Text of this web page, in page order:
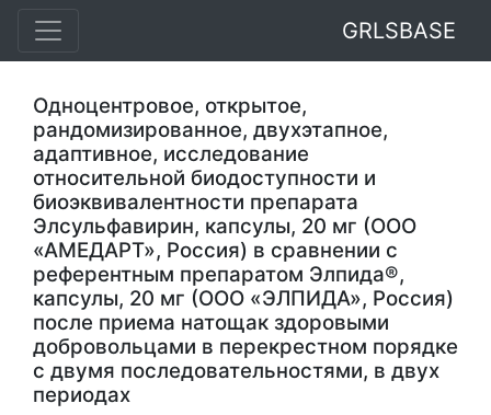
GRLSBASE
Одноцентровое, открытое,
рандомизированное, двухэтапное,
адаптивное, исследование
относительной биодоступности и
биоэквивалентности препарата
Элсульфавирин, капсулы, 20 мг (ООО
«АМЕДАРТ», Россия) в сравнении с
референтным препаратом Элпида®,
капсулы, 20 мг (ООО «ЭЛПИДА», Россия)
после приема натощак здоровыми
добровольцами в перекрестном порядке
с двумя последовательностями, в двух
периодах